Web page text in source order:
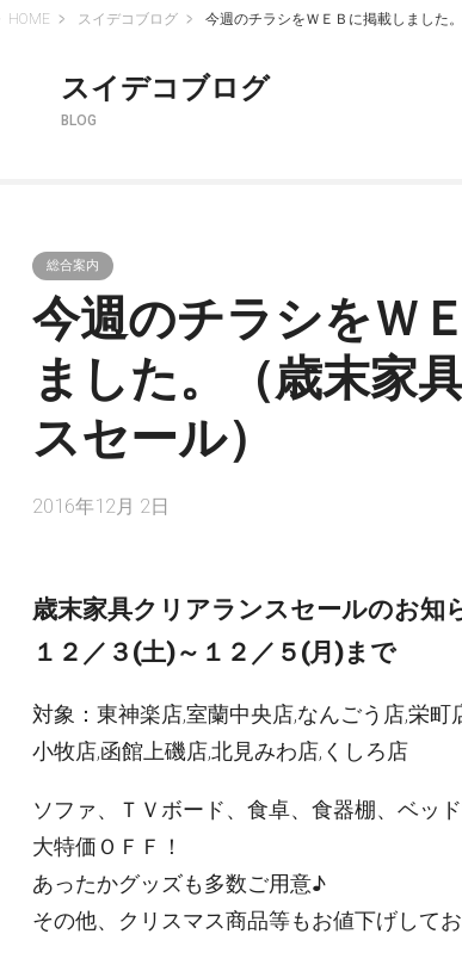
HOME スイデコブログ 今週のチラシをＷＥＢに掲載しました
スイデコブログ
BLOG
総合案内
今週のチラシをＷ
ました。（歳末家
スセール）
2016年12月 2日
歳末家具クリアランスセールのお知
１２／３(土)～１２／５(月)まで
対象： 東神楽店,室蘭中央店,なんごう店,栄町
小牧店,函館上磯店,北見みわ店,くしろ店
ソファ、ＴＶボード、食卓、食器棚、ベッ
大特価ＯＦＦ！
あったかグッズも多数ご用意♪
その他、クリスマス商品等もお値下げしてお